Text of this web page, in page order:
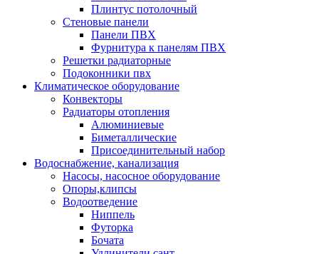
Плинтус потолочный
Стеновые панели
Панели ПВХ
Фурнитура к панелям ПВХ
Решетки радиаторные
Подоконники пвх
Климатическое оборудование
Конвекторы
Радиаторы отопления
Алюминиевые
Биметаллические
Присоединительный набор
Водоснабжение, канализация
Насосы, насосное оборудование
Опоры,клипсы
Водоотведение
Ниппель
Футорка
Бочата